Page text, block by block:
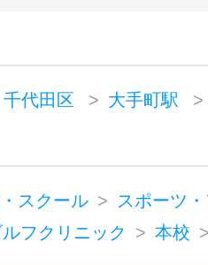
千代田区
大手町駅
スクール
スポーツ
フクリニック 本校